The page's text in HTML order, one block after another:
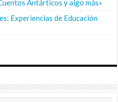
Antárticos y algo más»
Experiencias de Educación